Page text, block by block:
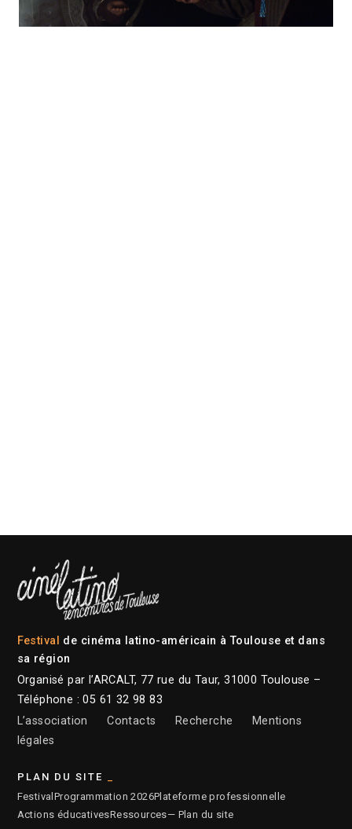
Festival de cinéma latino-américain à Toulouse et dans
sa région
Organisé par l’ARCALT, 77 rue du Taur, 31000 Toulouse –
Téléphone : 05 61 32 98 83
L’association
Contacts Recherche
Mentions
légales
PLAN DU SITE
Festival Programmation 2026Plateforme professionnelle
Actions éducativesRessources— Plan du site